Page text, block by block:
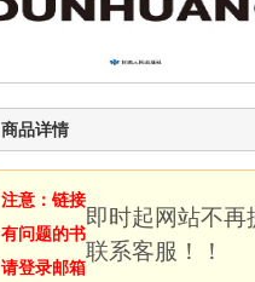
商品详情
注意：链接
有问题的书
请登录邮箱
即时起网站不
联系客服！！